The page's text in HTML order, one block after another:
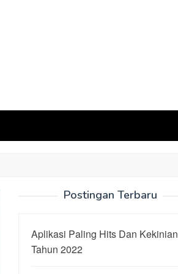
Postingan Terbaru
Aplikasi Paling Hits Dan Kekinian
Tahun 2022